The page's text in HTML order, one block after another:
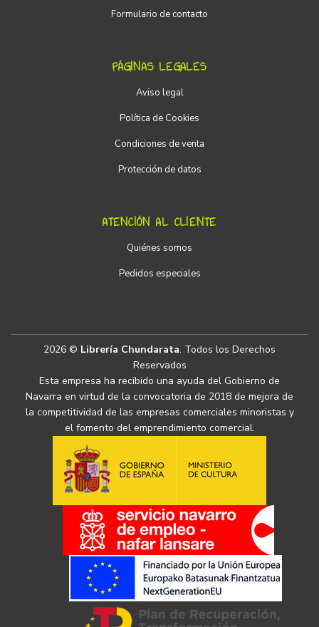
Formulario de contacto
PÁGINAS LEGALES
Aviso legal
Política de Cookies
Condiciones de venta
Protección de datos
ATENCIÓN AL CLIENTE
Quiénes somos
Pedidos especiales
2026 © Librería Chundarata. Todos los Derechos
Reservados
Esta empresa ha recibido una ayuda del Gobierno de
Navarra en virtud de la convocatoria de 2018 de mejora de
la competitividad de las empresas comerciales minoristas y
el fomento del emprendimiento comercial.